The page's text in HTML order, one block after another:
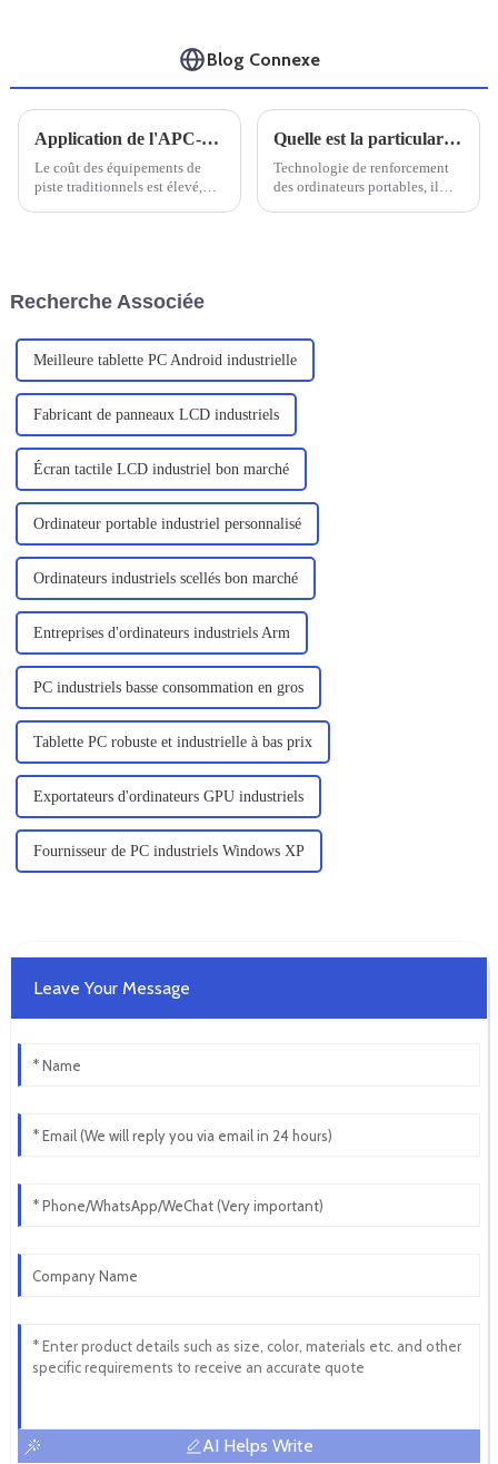
Blog Connexe
Application de l'APC-1903
Le coût des équipements de
piste traditionnels est élevé,
Quelle est la particularité d'un ordinateur portable doté de trois renforts de défense
Technologie de renforcement
des ordinateurs portables, il
site, un...
Recherche Associée
Meilleure tablette PC Android industrielle
Fabricant de panneaux LCD industriels
Écran tactile LCD industriel bon marché
Ordinateur portable industriel personnalisé
Ordinateurs industriels scellés bon marché
Entreprises d'ordinateurs industriels Arm
PC industriels basse consommation en gros
Tablette PC robuste et industrielle à bas prix
Exportateurs d'ordinateurs GPU industriels
Fournisseur de PC industriels Windows XP
Leave Your Message
AI Helps Write